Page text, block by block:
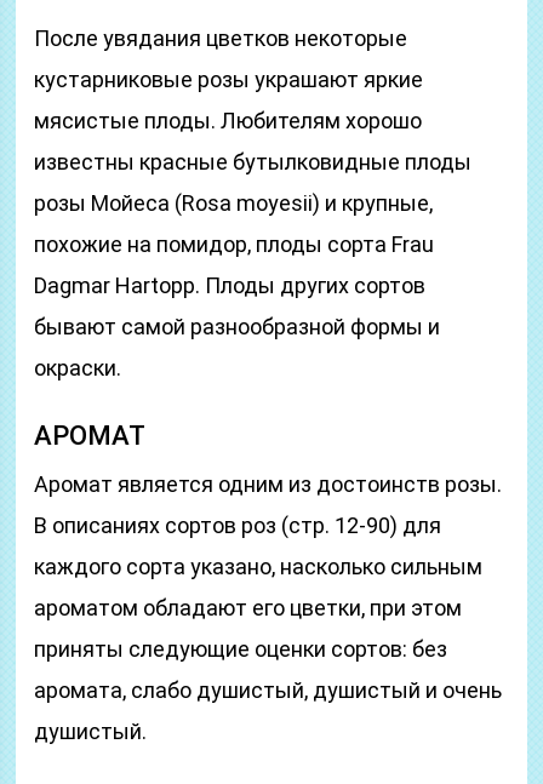
После увядания цветков некоторые
кустарниковые розы украшают яркие
мясистые плоды. Любителям хорошо
известны красные бутылковидные плоды
розы Мойеса (Rosa moyesii) и крупные,
похожие на помидор, плоды сорта Frau
Dagmar Hartopp. Плоды других сортов
бывают самой разнообразной формы и
окраски.
АРОМАТ
Аромат является одним из достоинств розы.
В описаниях сортов роз (стр. 12-90) для
каждого сорта указано, насколько сильным
ароматом обладают его цветки, при этом
приняты следующие оценки сортов: без
аромата, слабо душистый, душистый и очень
душистый.